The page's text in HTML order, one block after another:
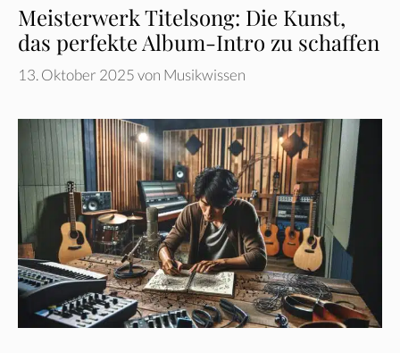
Meisterwerk Titelsong: Die Kunst,
das perfekte Album-Intro zu schaffen
13. Oktober 2025von Musikwissen